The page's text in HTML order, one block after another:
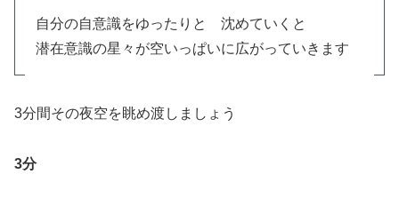
自分の自意識をゆったりと 沈めていくと
潜在意識の星々が空いっぱいに広がっていきます
3分間その夜空を眺め渡しましょう
3分